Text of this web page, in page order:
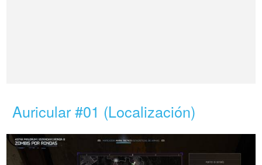
Auricular #01 (Localización)